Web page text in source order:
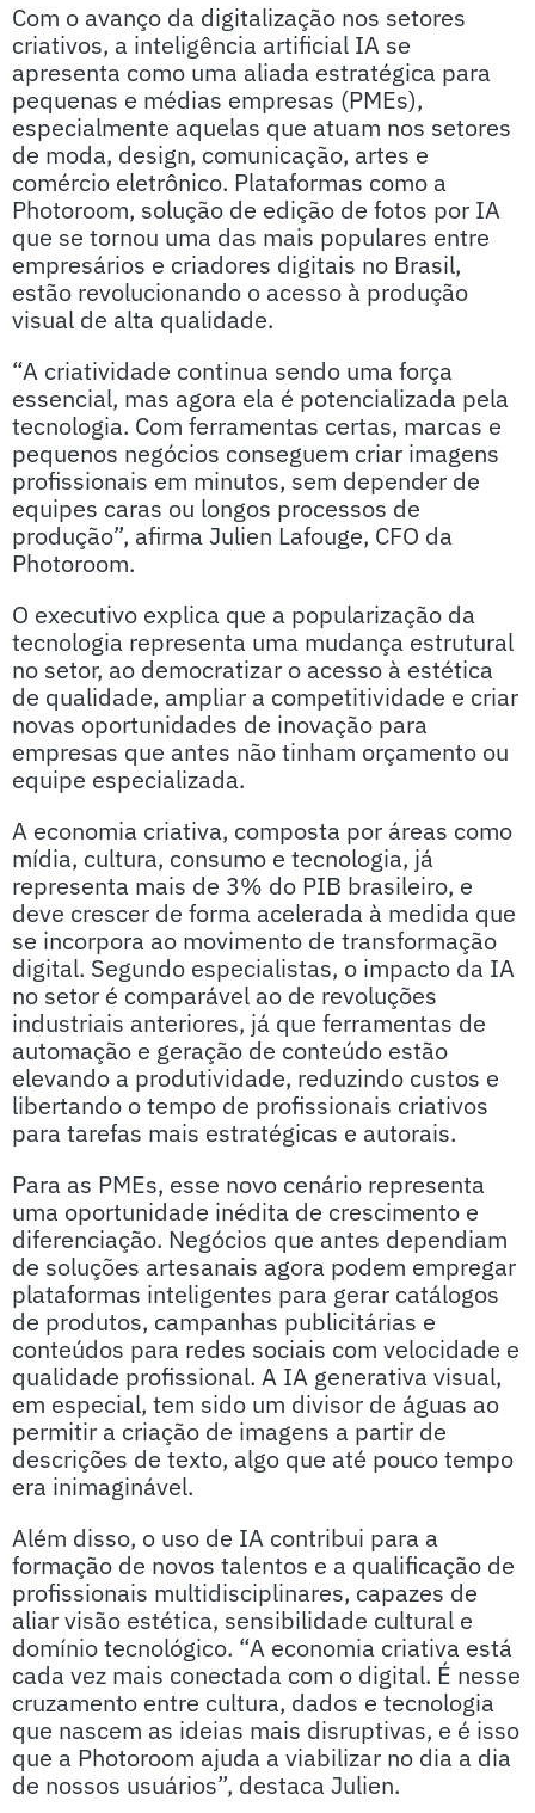
Com o avanço da digitalização nos setores
criativos, a inteligência artificial IA se
apresenta como uma aliada estratégica para
pequenas e médias empresas (PMEs),
especialmente aquelas que atuam nos setores
de moda, design, comunicação, artes e
comércio eletrônico. Plataformas como a
Photoroom, solução de edição de fotos por IA
que se tornou uma das mais populares entre
empresários e criadores digitais no Brasil,
estão revolucionando o acesso à produção
visual de alta qualidade.
“A criatividade continua sendo uma força
essencial, mas agora ela é potencializada pela
tecnologia. Com ferramentas certas, marcas e
pequenos negócios conseguem criar imagens
profissionais em minutos, sem depender de
equipes caras ou longos processos de
produção”, afirma Julien Lafouge, CFO da
Photoroom.
O executivo explica que a popularização da
tecnologia representa uma mudança estrutural
no setor, ao democratizar o acesso à estética
de qualidade, ampliar a competitividade e criar
novas oportunidades de inovação para
empresas que antes não tinham orçamento ou
equipe especializada.
A economia criativa, composta por áreas como
mídia, cultura, consumo e tecnologia, já
representa mais de 3% do PIB brasileiro, e
deve crescer de forma acelerada à medida que
se incorpora ao movimento de transformação
digital. Segundo especialistas, o impacto da IA
no setor é comparável ao de revoluções
industriais anteriores, já que ferramentas de
automação e geração de conteúdo estão
elevando a produtividade, reduzindo custos e
libertando o tempo de profissionais criativos
para tarefas mais estratégicas e autorais.
Para as PMEs, esse novo cenário representa
uma oportunidade inédita de crescimento e
diferenciação. Negócios que antes dependiam
de soluções artesanais agora podem empregar
plataformas inteligentes para gerar catálogos
de produtos, campanhas publicitárias e
conteúdos para redes sociais com velocidade e
qualidade profissional. A IA generativa visual,
em especial, tem sido um divisor de águas ao
permitir a criação de imagens a partir de
descrições de texto, algo que até pouco tempo
era inimaginável.
Além disso, o uso de IA contribui para a
formação de novos talentos e a qualificação de
profissionais multidisciplinares, capazes de
aliar visão estética, sensibilidade cultural e
domínio tecnológico. “A economia criativa está
cada vez mais conectada com o digital. É nesse
cruzamento entre cultura, dados e tecnologia
que nascem as ideias mais disruptivas, e é isso
que a Photoroom ajuda a viabilizar no dia a dia
de nossos usuários”, destaca Julien.